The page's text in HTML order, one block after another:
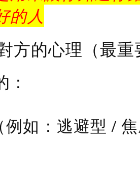
的人
方的心理（最
例如：逃避型 /